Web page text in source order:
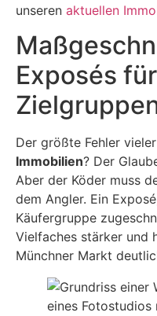
unseren aktuellen
Exposés
Der größte Fehler vieler
Immobilien? Der
Aber der Köder muss
dem Angler. Ein
Käufergruppe
Vielfaches stärker und
Münchner Markt